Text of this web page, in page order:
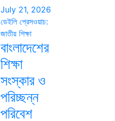
July 21, 2026
ডেইলি প্রেসওয়াচ:
জাতীয় শিক্ষা
বাংলাদেশের
শিক্ষা
সংস্কার ও
পরিচ্ছন্ন
পরিবেশ